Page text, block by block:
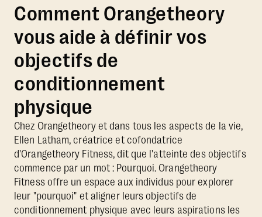
Comment Orangetheory
vous aide à définir vos
objectifs de
conditionnement
physique
Chez Orangetheory et dans tous les aspects de la vie,
Ellen Latham, créatrice et cofondatrice
d'Orangetheory Fitness, dit que l'atteinte des objectifs
commence par un mot : Pourquoi. Orangetheory
Fitness offre un espace aux individus pour explorer
leur "pourquoi" et aligner leurs objectifs de
conditionnement physique avec leurs aspirations les